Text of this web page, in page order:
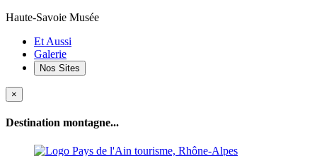
Haute-Savoie Musée
Et Aussi
Galerie
Nos Sites
×
Destination montagne...